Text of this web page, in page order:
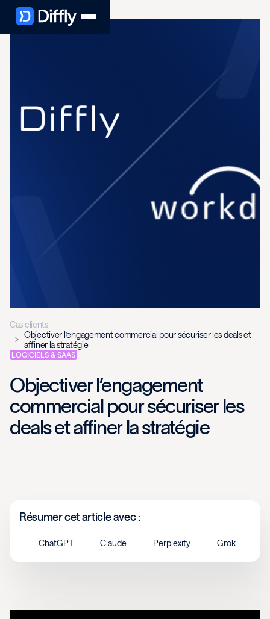
Cas clients
Objectiver l’engagement commercial pour sécuriser les deals et
affiner la stratégie
LOGICIELS & SAAS
Objectiver l’engagement
commercial pour sécuriser les
deals et affiner la stratégie
Résumer cet article avec :
ChatGPT Claude Perplexity Grok